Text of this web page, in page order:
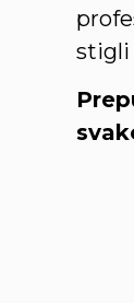
stigli